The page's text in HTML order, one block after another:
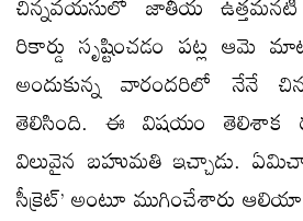
రికార్డు సృష్టించడం పట్ల ఆమె
అందుకున్న వారందరిలో నేనే
తెలిసింది. ఈ విషయం తెలిశాక
విలువైన బహుమతి ఇచ్చాడు.
సీక్రెట్‌’ అంటూ ముగించేశారు